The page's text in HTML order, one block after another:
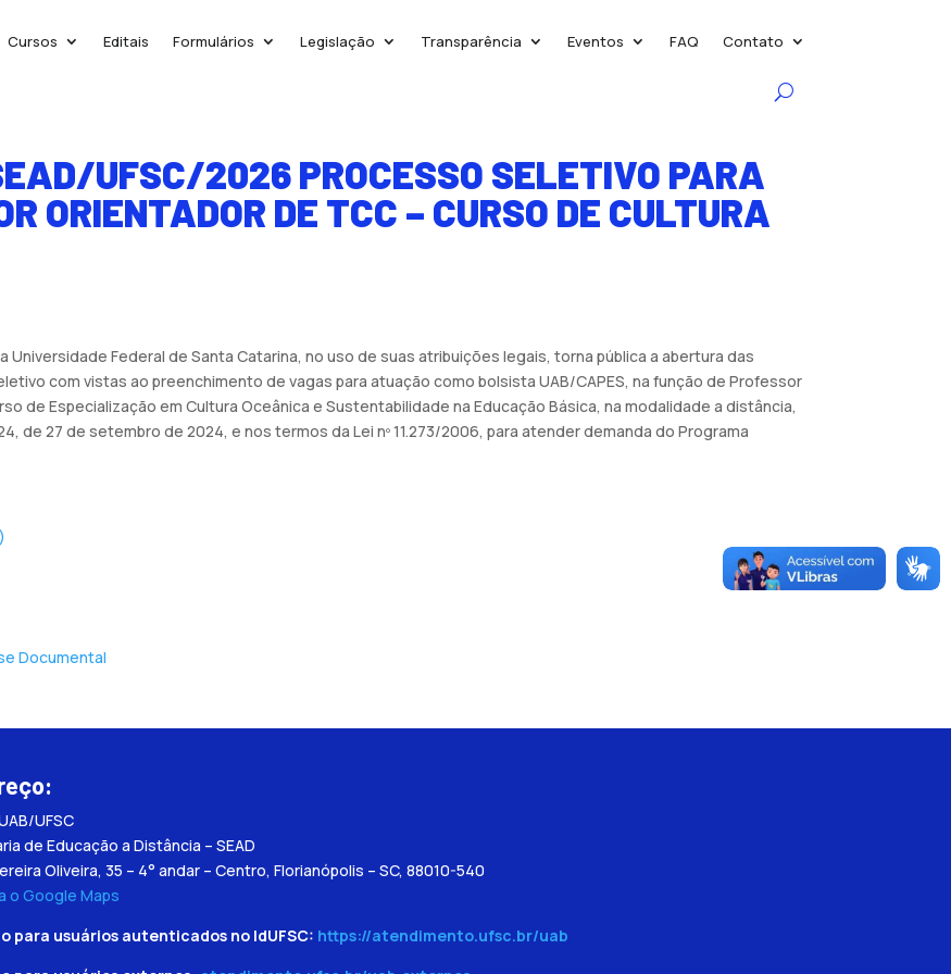
Cursos Editais Formulários Legislação Transparência Eventos FAQ Contato
UFSC/2026 PROCESSO SELETIVO PARA
ORIENTADOR DE TCC – CURSO DE CULTURA
Universidade Federal de Santa Catarina, no uso de suas atribuições legais, torna pública a abertura das
com vistas ao preenchimento de vagas para atuação como bolsista UAB/CAPES, na função de Professor
de Especialização em Cultura Oceânica e Sustentabilidade na Educação Básica, na modalidade a distância,
de 27 de setembro de 2024, e nos termos da Lei nº 11.273/2006, para atender demanda do Programa
Documental
UFSC
de Educação a Distância – SEAD
Oliveira, 35 – 4° andar – Centro, Florianópolis – SC, 88010-540
o Google Maps
para usuários autenticados no IdUFSC: https://atendimento.ufsc.br/uab